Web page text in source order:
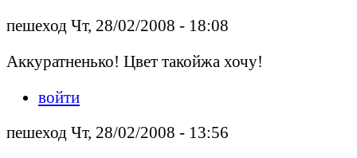
пешеход Чт, 28/02/2008 - 18:08
Аккуратненько! Цвет такойжа хочу!
войти
пешеход Чт, 28/02/2008 - 13:56